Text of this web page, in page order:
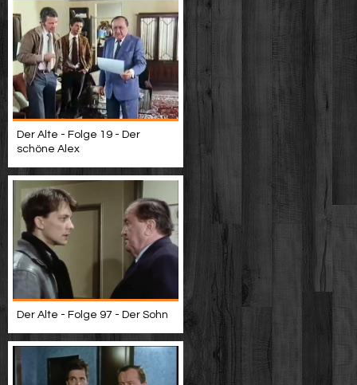
Der Alte - Folge 19 - Der
schöne Alex
Der Alte - Folge 97 - Der Sohn